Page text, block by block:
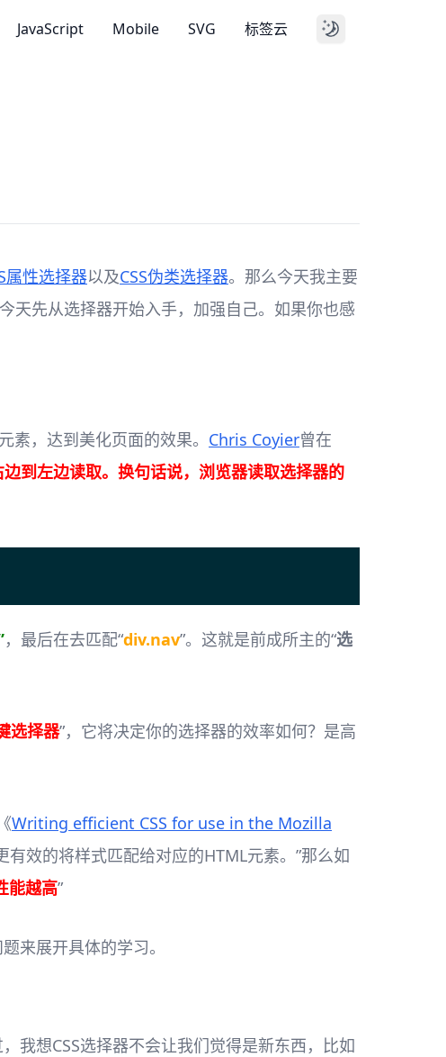
JavaScript Mobile SVG 标签云
属性选择器以及CSS伪类选择器。那么今天我主要
先从选择器开始入手，加强自己。如果你也感
，达到美化页面的效果。 Chris Coyier曾在
到左边读取。换句话说，浏览器读取选择器的
，最后在去匹配“div.nav”。这就是前成所主的“选
选择器”，它将决定你的选择器的效率如何？是高
Writing efficient CSS for use in the Mozilla
效的将样式匹配给对应的HTML元素。”那么如
能越高”
来展开具体的学习。
我想CSS选择器不会让我们觉得是新东西，比如